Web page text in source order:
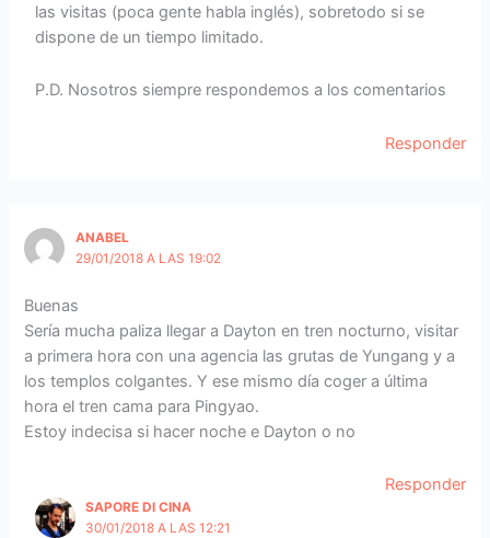
las visitas (poca gente habla inglés), sobretodo si se
dispone de un tiempo limitado.
P.D. Nosotros siempre respondemos a los comentarios
Responder
ANABEL
29/01/2018 A LAS 19:02
Buenas
Sería mucha paliza llegar a Dayton en tren nocturno, visitar
a primera hora con una agencia las grutas de Yungang y a
los templos colgantes. Y ese mismo día coger a última
hora el tren cama para Pingyao.
Estoy indecisa si hacer noche e Dayton o no
Responder
SAPORE DI CINA
30/01/2018 A LAS 12:21